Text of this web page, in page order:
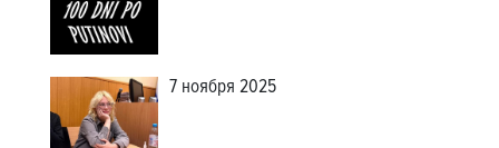
7 ноября 2025